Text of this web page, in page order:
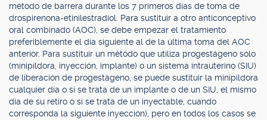
método de barrera durante los 7 primeros días de toma de
drospirenona-etinilestradiol. Para sustituir a otro anticonceptivo
oral combinado (AOC), se debe empezar el tratamiento
preferiblemente el día siguiente al de la última toma del AOC
anterior. Para sustituir un método que utiliza progestágeno sólo
(minipíldora, inyección, implante) o un sistema intrauterino (SIU)
de liberación de progestágeno, se puede sustituir la minipíldora
cualquier día o si se trata de un implante o de un SIU, el mismo
día de su retiro o si se trata de un inyectable, cuando
corresponda la siguiente inyección), pero en todos los casos se